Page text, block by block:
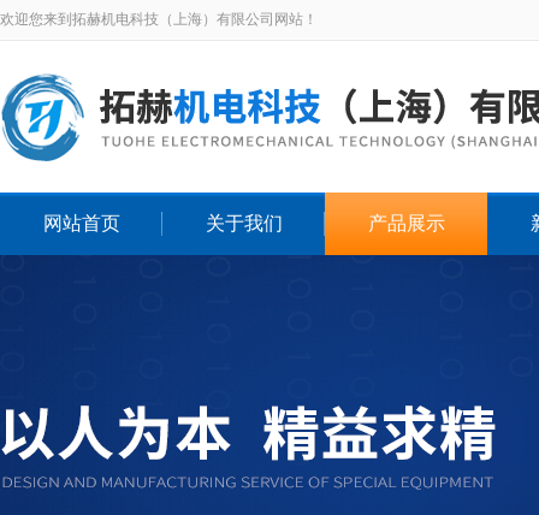
欢迎您来到拓赫机电科技（上海）有限公司网站！
网站首页 关于我们 产品展示